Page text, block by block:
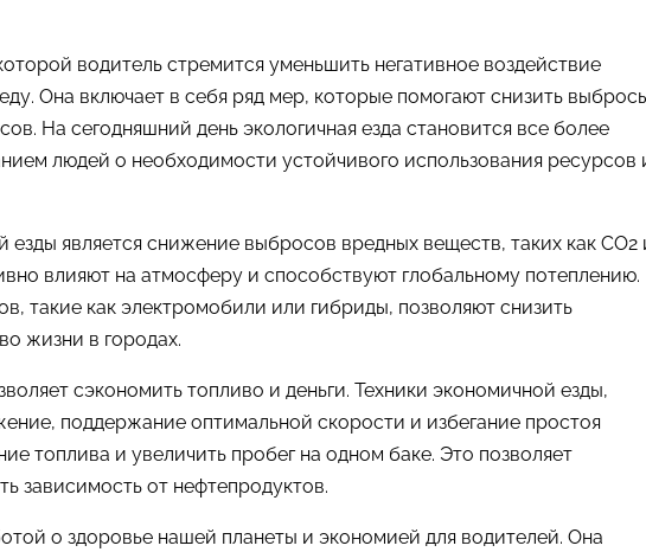
водитель стремится уменьшить негативное воздействие
Она включает в себя ряд мер, которые помогают снизить
На сегодняшний день экологичная езда становится все более
людей о необходимости устойчивого использования ресурсов
является снижение выбросов вредных веществ, таких как CO2
влияют на атмосферу и способствуют глобальному потеплению.
такие как электромобили или гибриды, позволяют снизить
жизни в городах.
сэкономить топливо и деньги. Техники экономичной езды,
поддержание оптимальной скорости и избегание простоя
топлива и увеличить пробег на одном баке. Это позволяет
зависимость от нефтепродуктов.
о здоровье нашей планеты и экономией для водителей. Она